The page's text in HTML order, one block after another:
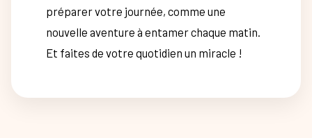
préparer votre journée, comme une
nouvelle aventure à entamer chaque matin.
Et faites de votre quotidien un miracle !